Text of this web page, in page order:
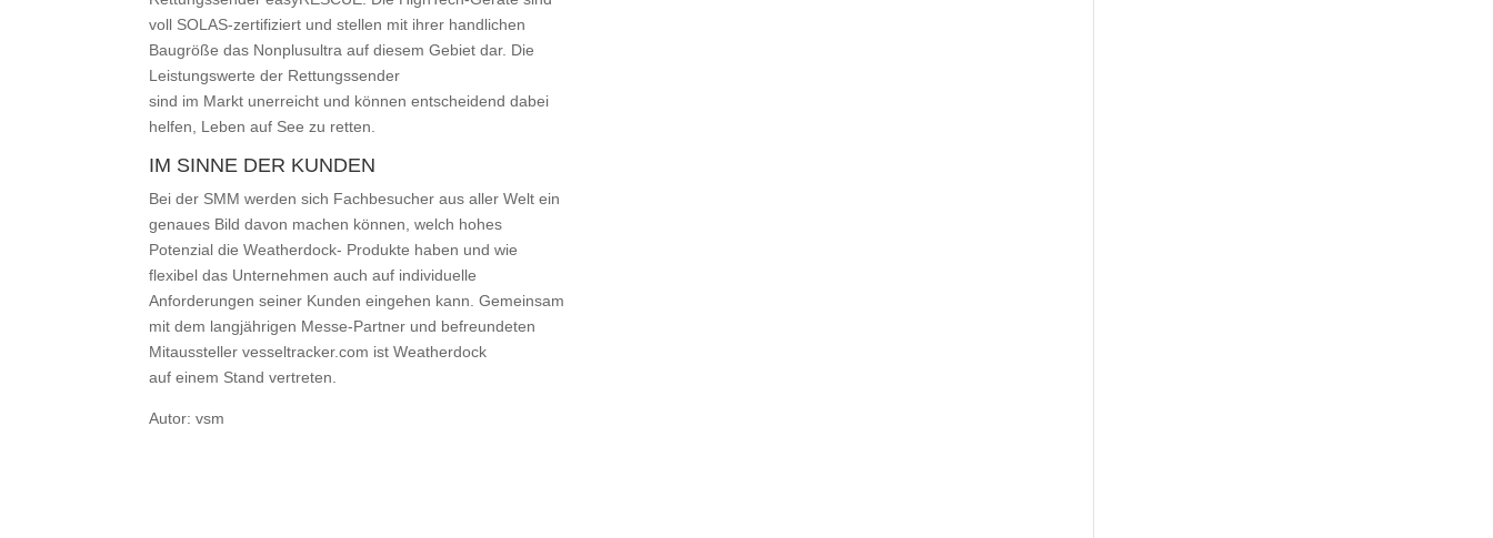
voll SOLAS-zertifiziert und stellen mit ihrer handlichen
Baugröße das Nonplusultra auf diesem Gebiet dar. Die
Leistungswerte der Rettungssender
sind im Markt unerreicht und können entscheidend dabei
helfen, Leben auf See zu retten.
IM SINNE DER KUNDEN
Bei der SMM werden sich Fachbesucher aus aller Welt ein
genaues Bild davon machen können, welch hohes
Potenzial die Weatherdock- Produkte haben und wie
flexibel das Unternehmen auch auf individuelle
Anforderungen seiner Kunden eingehen kann. Gemeinsam
mit dem langjährigen Messe-Partner und befreundeten
Mitaussteller vesseltracker.com ist Weatherdock
auf einem Stand vertreten.
Autor: vsm